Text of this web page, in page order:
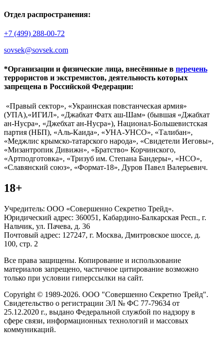
Отдел распространения:
+7 (499) 288-00-72
sovsek@sovsek.com
*Организации и физические лица, внесённные в перечень
террористов и экстремистов, деятельность которых
запрещена в Российской Федерации:
«Правый сектор», «Украинская повстанческая армия»
(УПА),«ИГИЛ», «Джабхат Фатх аш-Шам» (бывшая «Джабхат
ан-Нусра», «Джебхат ан-Нусра»), Национал-Большевистская
партия (НБП), «Аль-Каида», «УНА-УНСО», «Талибан»,
«Меджлис крымско-татарского народа», «Свидетели Иеговы»,
«Мизантропик Дивижн», «Братство» Корчинского,
«Артподготовка», «Тризуб им. Степана Бандеры», «НСО»,
«Славянский союз», «Формат-18», Дуров Павел Валерьевич.
18+
Учредитель: ООО «Совершенно Секретно Трейд».
Юридический адрес: 360051, Кабардино-Балкарская Респ., г.
Нальчик, ул. Пачева, д. 36
Почтовый адрес: 127247, г. Москва, Дмитровское шоссе, д.
100, стр. 2
Все права защищены. Копирование и использование
материалов запрещено, частичное цитирование возможно
только при условии гиперссылки на сайт.
Copyright © 1989-2026. ООО "Совершенно Секретно Трейд".
Свидетельство о регистрации ЭЛ № ФС 77-79634 от
25.12.2020 г., выдано Федеральной службой по надзору в
сфере связи, информационных технологий и массовых
коммуникаций.